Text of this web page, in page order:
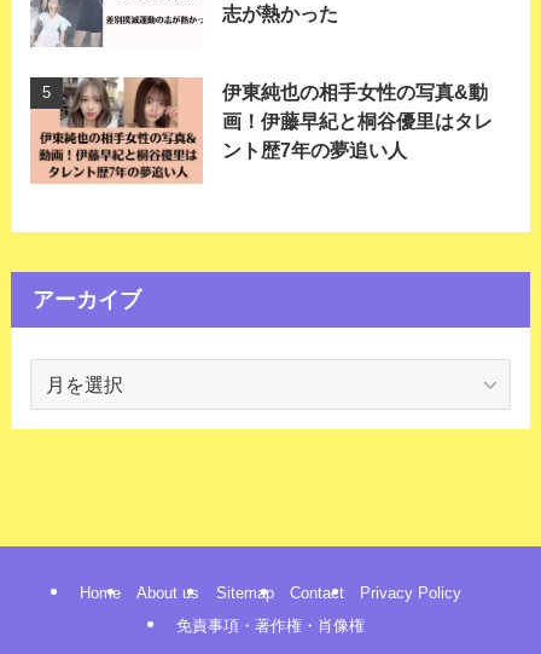
志が熱かった
伊東純也の相手女性の写真&動
画！伊藤早紀と桐谷優里はタレ
ント歴7年の夢追い人
アーカイブ
カ
Home About us Sitemap Contact
Privacy Policy
免責事項・著作権・肖像権